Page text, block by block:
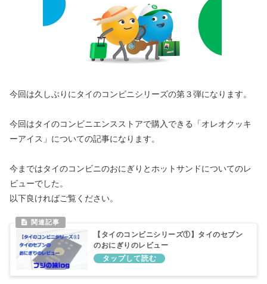
今回は久しぶりにタイのコンビニシリーズの第３弾になります。
今回はタイのコンビニエンスストアで購入できる「オレオクッキ
ーアイス」についての記事になります。
今まではタイのコンビニのおにぎりとホットサンドについてのレ
ビューでした。
以下良ければご覧ください。
【タイのコンビニシリーズ①】タイのセブン
のおにぎりのレビュー